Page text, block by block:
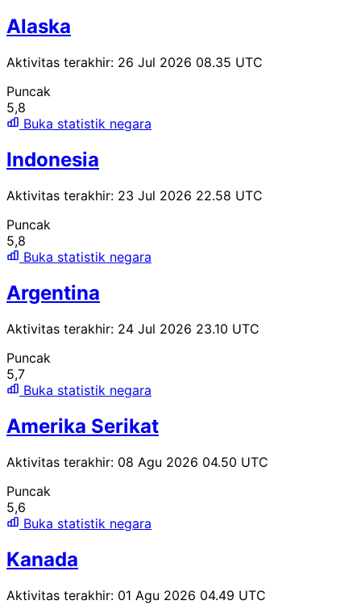
Alaska
Aktivitas terakhir: 26 Jul 2026 08.35 UTC
Puncak
5,8
Buka statistik negara
Indonesia
Aktivitas terakhir: 23 Jul 2026 22.58 UTC
Puncak
5,8
Buka statistik negara
Argentina
Aktivitas terakhir: 24 Jul 2026 23.10 UTC
Puncak
5,7
Buka statistik negara
Amerika Serikat
Aktivitas terakhir: 08 Agu 2026 04.50 UTC
Puncak
5,6
Buka statistik negara
Kanada
Aktivitas terakhir: 01 Agu 2026 04.49 UTC